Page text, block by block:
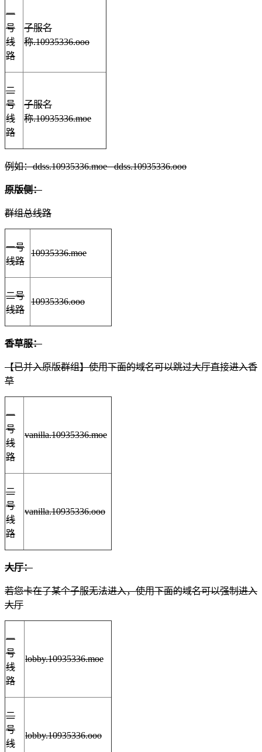
一
号
线
路
子服名
称.10935336.ooo
二
号
线
路
子服名
称.10935336.moe
例如：ddss.10935336.moe ddss.10935336.ooo
原版侧：
群组总线路
一号
线路
10935336.moe
二号
线路
10935336.ooo
香草服：
【已并入原版群组】使用下面的域名可以跳过大厅直接进入香
草
一
号
线
路
vanilla.10935336.moe
二
号
线
路
vanilla.10935336.ooo
大厅：
若您卡在了某个子服无法进入，使用下面的域名可以强制进入
大厅
一
号
线
路
lobby.10935336.moe
二
号
线
lobby.10935336.ooo